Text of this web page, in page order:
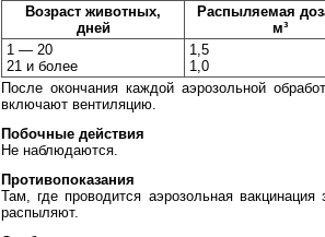
Возраст животных,
дней
Распыляемая
м³
1 — 20
21 и более
1,5
1,0
После окончания каждой аэрозольной
включают вентиляцию.
Побочные действия
Не наблюдаются.
Противопоказания
Там, где проводится аэрозольная
распыляют.